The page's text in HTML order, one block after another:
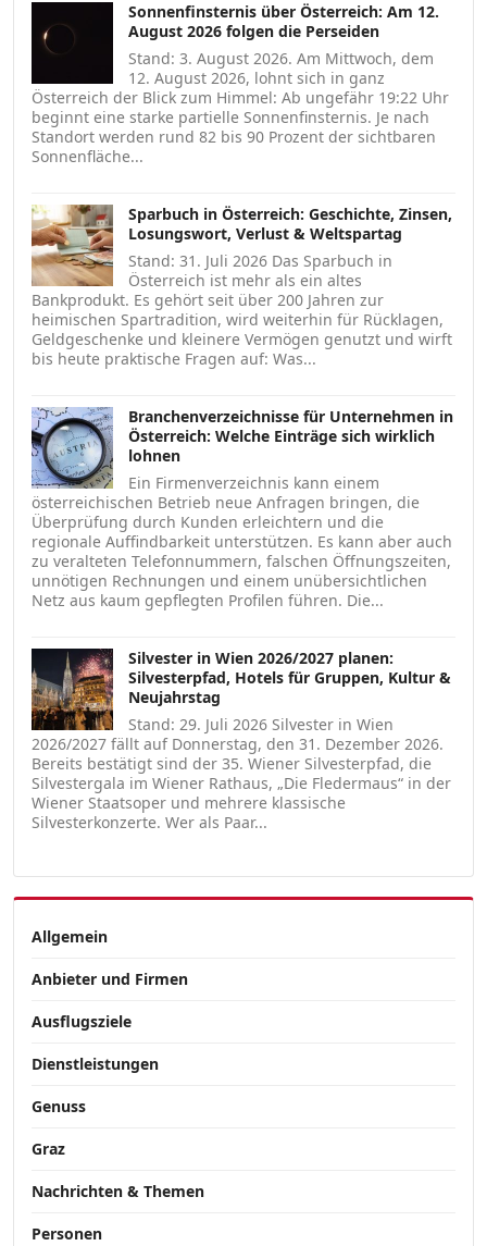
Sonnenfinsternis über Österreich: Am 12.
August 2026 folgen die Perseiden
Stand: 3. August 2026. Am Mittwoch, dem
12. August 2026, lohnt sich in ganz
Österreich der Blick zum Himmel: Ab ungefähr 19:22 Uhr
beginnt eine starke partielle Sonnenfinsternis. Je nach
Standort werden rund 82 bis 90 Prozent der sichtbaren
Sonnenfläche...
Sparbuch in Österreich: Geschichte, Zinsen,
Losungswort, Verlust & Weltspartag
Stand: 31. Juli 2026 Das Sparbuch in
Österreich ist mehr als ein altes
Bankprodukt. Es gehört seit über 200 Jahren zur
heimischen Spartradition, wird weiterhin für Rücklagen,
Geldgeschenke und kleinere Vermögen genutzt und wirft
bis heute praktische Fragen auf: Was...
Branchenverzeichnisse für Unternehmen in
Österreich: Welche Einträge sich wirklich
lohnen
Ein Firmenverzeichnis kann einem
österreichischen Betrieb neue Anfragen bringen, die
Überprüfung durch Kunden erleichtern und die
regionale Auffindbarkeit unterstützen. Es kann aber auch
zu veralteten Telefonnummern, falschen Öffnungszeiten,
unnötigen Rechnungen und einem unübersichtlichen
Netz aus kaum gepflegten Profilen führen. Die...
Silvester in Wien 2026/2027 planen:
Silvesterpfad, Hotels für Gruppen, Kultur &
Neujahrstag
Stand: 29. Juli 2026 Silvester in Wien
2026/2027 fällt auf Donnerstag, den 31. Dezember 2026.
Bereits bestätigt sind der 35. Wiener Silvesterpfad, die
Silvestergala im Wiener Rathaus, „Die Fledermaus“ in der
Wiener Staatsoper und mehrere klassische
Silvesterkonzerte. Wer als Paar...
Allgemein
Anbieter und Firmen
Ausflugsziele
Dienstleistungen
Genuss
Graz
Nachrichten & Themen
Personen